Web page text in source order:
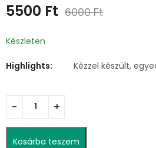
5500 Ft 6000Ft
Készleten
Highlights: Kézzel készült,
Kosárba teszem